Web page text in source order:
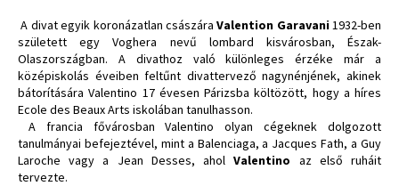
A divat egyik koronázatlan császáraValention Garavani1932-ben
született egy Voghera nevű lombard kisvárosban, Észak-
Olaszországban. A divathoz való különleges érzéke már a
középiskolás éveiben feltűnt divattervező nagynénjének, akinek
bátorítására Valentino 17 évesen Párizsba költözött, hogy a híres
Ecole des Beaux Arts iskolában tanulhasson.
A francia fővárosban Valentino olyan cégeknek dolgozott
tanulmányai befejeztével, mint a Balenciaga, a Jacques Fath, a Guy
Laroche vagy a Jean Desses, aholValentino az első ruháit
tervezte.